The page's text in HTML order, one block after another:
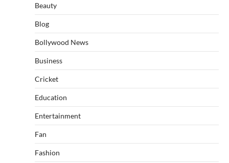
Beauty
Blog
Bollywood News
Business
Cricket
Education
Entertainment
Fan
Fashion